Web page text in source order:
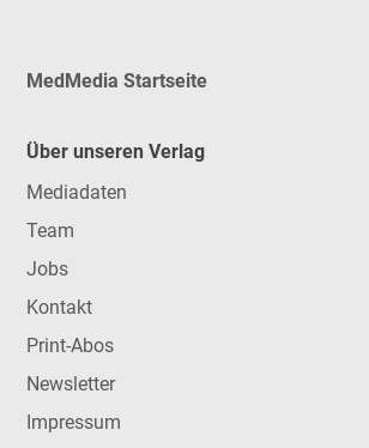
MedMedia Startseite
Über unseren Verlag
Mediadaten
Team
Jobs
Kontakt
Print-Abos
Newsletter
Impressum